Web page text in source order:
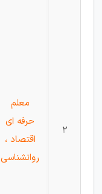
2
معلم
حرفه ای
اقتصاد ،
روانشناسی